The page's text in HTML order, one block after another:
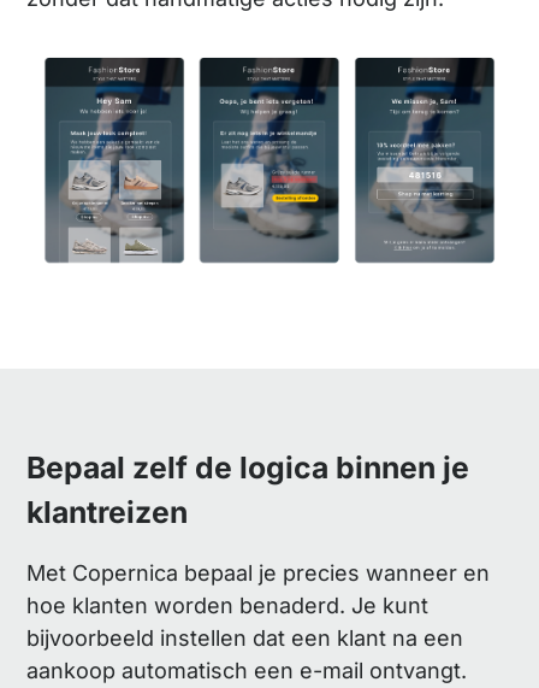
Bepaal zelf de logica binnen je
klantreizen
Met Copernica bepaal je precies wanneer en
hoe klanten worden benaderd. Je kunt
bijvoorbeeld instellen dat een klant na een
aankoop automatisch een e-mail ontvangt.